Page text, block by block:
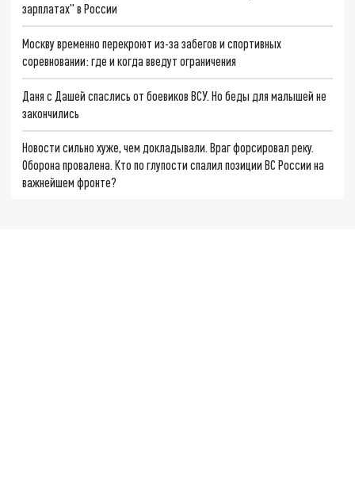
зарплатах" в России
Москву временно перекроют из-за забегов и спортивных
соревновании: где и когда введут ограничения
Даня с Дашей спаслись от боевиков ВСУ. Но беды для малышей не
закончились
Новости сильно хуже, чем докладывали. Враг форсировал реку.
Оборона провалена. Кто по глупости спалил позиции ВС России на
важнейшем фронте?